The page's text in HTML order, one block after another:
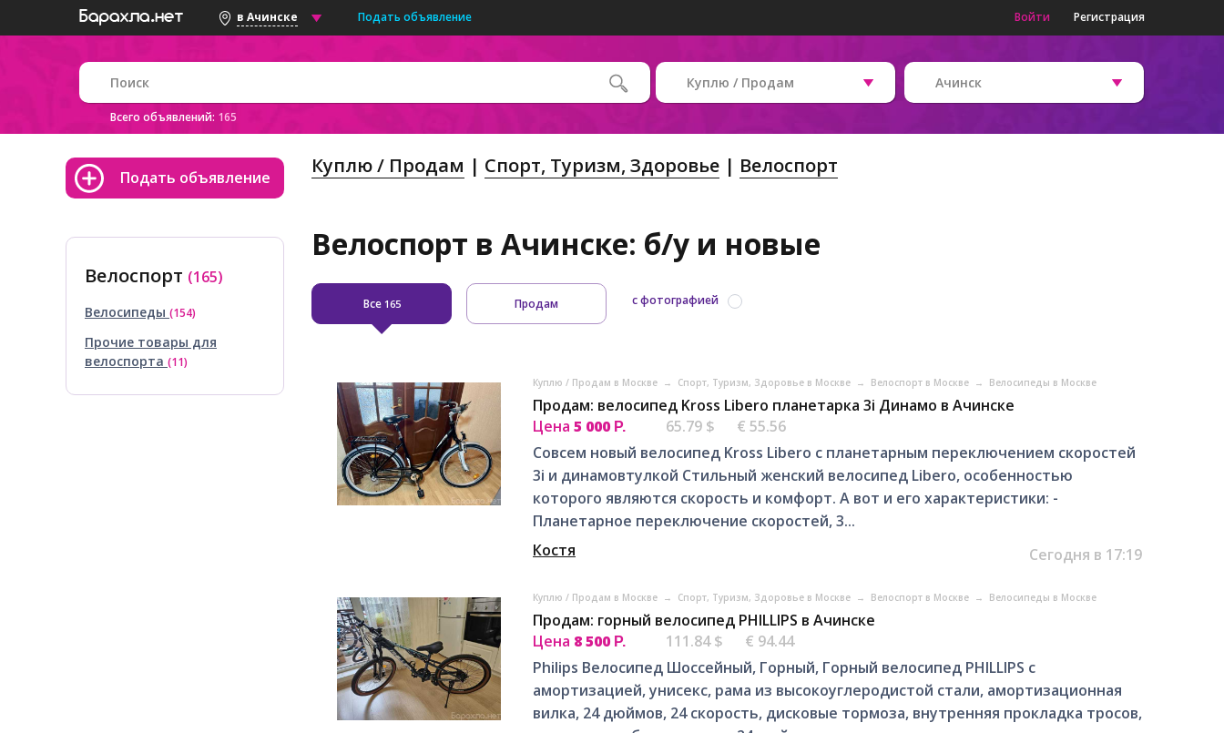
в Ачинске Подать объявление Войти Регистрация
Всего объявлений: 165
Куплю / Продам Ачинск
Подать объявление
Велоспорт (165)
Велосипеды (154)
Прочие товары для
велоспорта (11)
Куплю / Продам Спорт, Tуризм, Здоровье Велоспорт
Велоспорт в Ачинске: б/у и новые
Все 165 Продам с фотографией
Куплю / Продам в Москве → Спорт, Tуризм, Здоровье в Москве → Велоспорт в Москве → Велосипеды в Москве
Продам: велосипед Kross Libero планетарка 3i Динамо в Ачинске
Цена 5 000 Р. 65.79 $
€ 55.56
Совсем новый велосипед Kross Libero с планетарным переключением скоростей
3i и динамовтулкой Стильный женский велосипед Libero, особенностью
которого являются скорость и комфорт. А вот и его характеристики: -
Планетарное переключение скоростей, 3...
Костя
Сегодня в 17:19
Куплю / Продам в Москве → Спорт, Tуризм, Здоровье в Москве → Велоспорт в Москве → Велосипеды в Москве
Продам: горный велосипед PHILLIPS в Ачинске
Цена 8 500 Р. 111.84 $
€ 94.44
Philips Велосипед Шоссейный, Горный, Горный велосипед PHILLIPS с
амортизацией, унисекс, рама из высокоуглеродистой стали, амортизационная
вилка, 24 дюймов, 24 скорость, дисковые тормоза, внутренняя прокладка тросов,